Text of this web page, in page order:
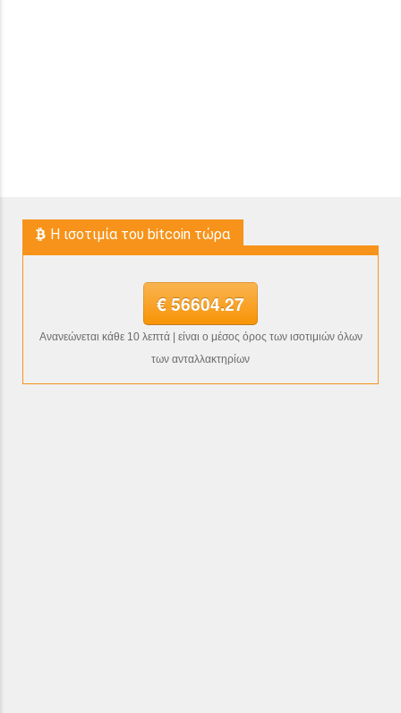
H ισοτιμία του bitcoin τώρα
€ 56604.27
Ανανεώνεται κάθε 10 λεπτά | είναι ο μέσος όρος των ισοτιμιών όλων
των ανταλλακτηρίων